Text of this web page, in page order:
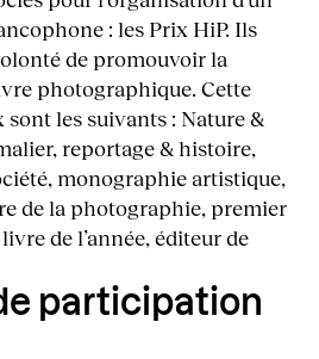
: les Prix HiP. Ils
de promouvoir la
photographique. Cette
sont les suivants : Nature &
reportage & histoire,
monographie artistique,
de la photographie, premier
de l’année, éditeur de
participation